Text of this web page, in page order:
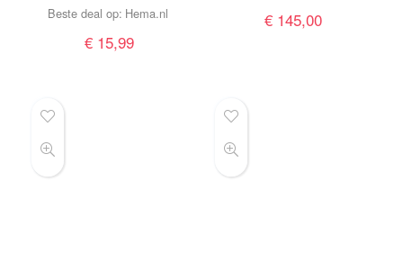
Beste deal op: hema.nl
€ 15,99
€145,00